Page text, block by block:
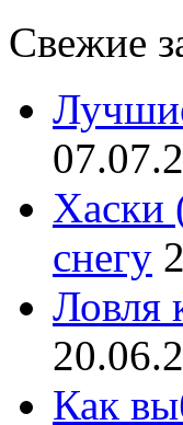
Свежие
Хаски
снегу
Ловля
Как